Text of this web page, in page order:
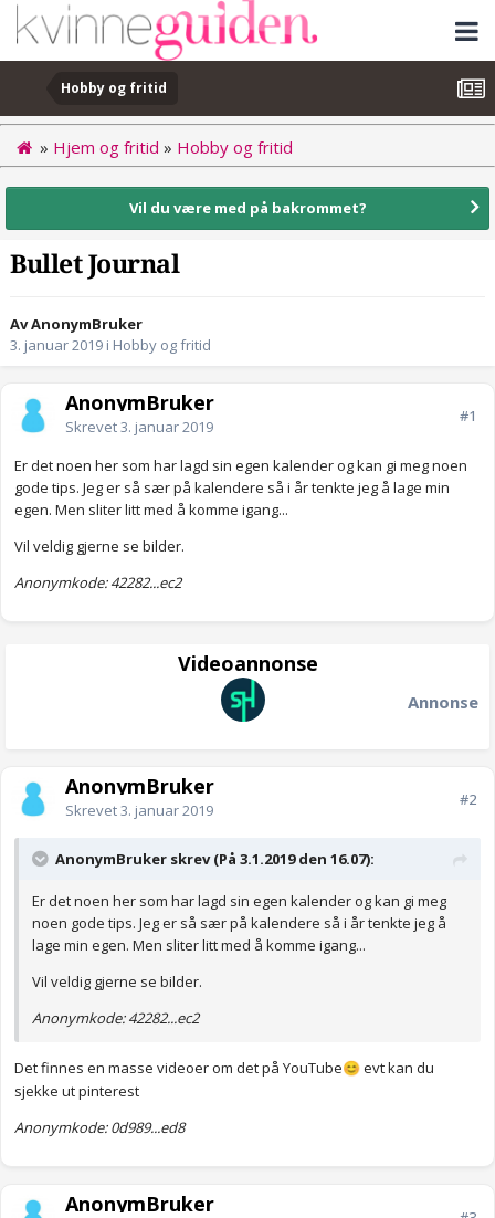
Hobby og fritid
» Hjem og fritid » Hobby og fritid
Vil du være med på bakrommet?
Bullet Journal
Av AnonymBruker
3. januar 2019 i Hobby og fritid
AnonymBruker
Skrevet3. januar 2019
#1
Er det noen her som har lagd sin egen kalender og kan gi meg noen
gode tips. Jeg er så sær på kalendere så i år tenkte jeg å lage min
egen. Men sliter litt med å komme igang...
Vil veldig gjerne se bilder.
Anonymkode: 42282...ec2
Videoannonse
Annonse
AnonymBruker
Skrevet3. januar 2019
#2
AnonymBruker skrev (På 3.1.2019 den 16.07):
Er det noen her som har lagd sin egen kalender og kan gi meg
noen gode tips. Jeg er så sær på kalendere så i år tenkte jeg å
lage min egen. Men sliter litt med å komme igang...
Vil veldig gjerne se bilder.
Anonymkode: 42282...ec2
Det finnes en masse videoer om det på YouTube😊 evt kan du
sjekke ut pinterest
Anonymkode: 0d989...ed8
AnonymBruker